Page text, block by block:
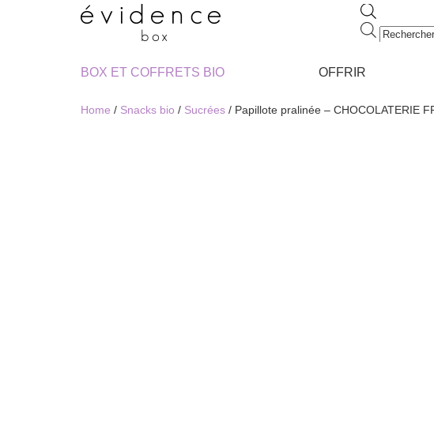
de
BOX ET COFFRETS BIO
OFFRIR
Home / Snacks bio / Sucrées / Papillote pralinée – CHOCOLATERIE